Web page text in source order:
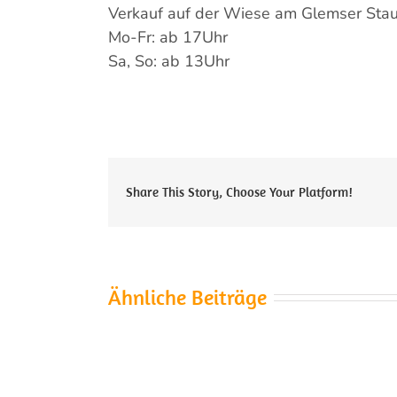
Verkauf auf der Wiese am Glemser
Mo-Fr: ab 17Uhr
Sa, So: ab 13Uhr
Share This Story, Choose Your Platform!
Ähnliche Beiträge